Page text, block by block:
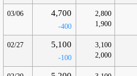
03/06 4,700
-400
2,800
1,900
02/27 5,100
-100
3,100
2,000